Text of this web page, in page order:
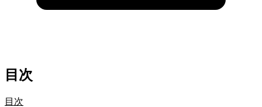
目次
目次